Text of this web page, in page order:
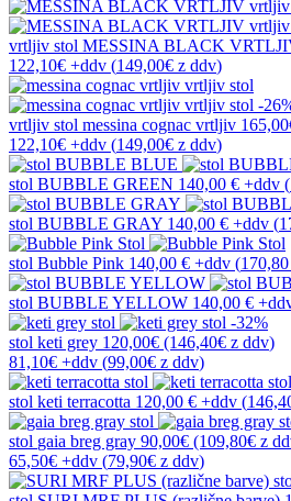
vrtljiv stol MESSINA BLACK
122,10€ +ddv (149,00€ z ddv)
-
vrtljiv stol messina cognac vrtljiv
122,10€ +ddv (149,00€ z ddv)
stol BUBBLE GREEN 140,00 € +ddv (
stol BUBBLE GRAY 140,00 € +ddv (
stol Bubble Pink 140,00 € +ddv (
stol BUBBLE YELLOW 140,00 €
-32%
stol keti grey 120,00€ (146,40€ z ddv)
81,10€ +ddv (99,00€ z ddv)
stol keti terracotta 120,00 € +ddv (
stol gaia breg gray 90,00€ (109,80€ z
65,50€ +ddv (79,90€ z ddv)